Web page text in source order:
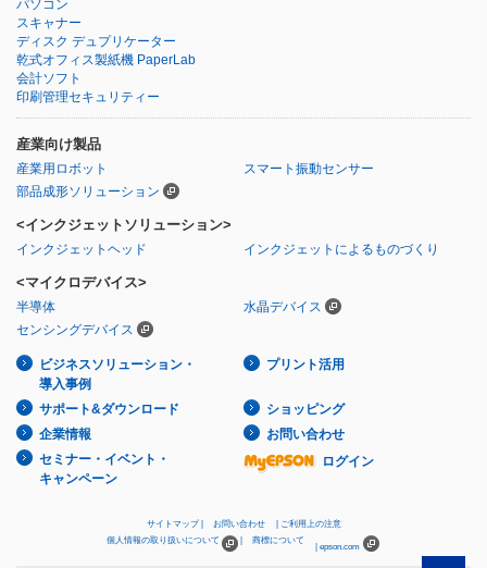
パソコン
スキャナー
ディスク デュプリケーター
乾式オフィス製紙機 PaperLab
会計ソフト
印刷管理セキュリティー
産業向け製品
産業用ロボット
スマート振動センサー
部品成形ソリューション
<インクジェットソリューション>
インクジェットヘッド インクジェットによるものづくり
<マイクロデバイス>
半導体
水晶デバイス
センシングデバイス
ビジネスソリューション・
導入事例
プリント活用
サポート&ダウンロード
ショッピング
企業情報
お問い合わせ
セミナー・イベント・
キャンペーン
ログイン
サイトマップ お問い合わせ
ご利用上の注意
個人情報の取り扱いについて
商標について
epson.com